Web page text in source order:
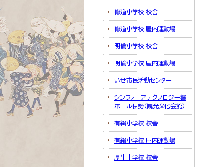
修道小学校 校舎
修道小学校 屋内運動場
明倫小学校 校舎
明倫小学校 屋内運動場
いせ市民活動センター
シンフォニアテクノロジー響
ホール伊勢（観光文化会館）
有緝小学校 校舎
有緝小学校 屋内運動場
厚生中学校 校舎